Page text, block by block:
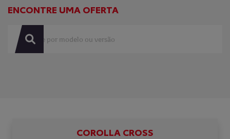
ENCONTRE UMA OFERTA
COROLLA CROSS